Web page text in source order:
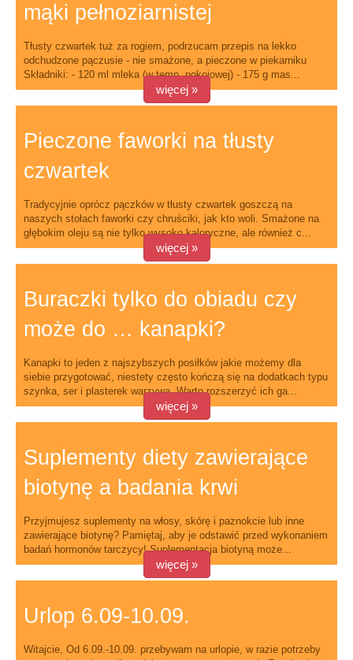
mąki pełnoziarnistej
Tłusty czwartek tuż za rogiem, podrzucam przepis na lekko
odchudzone pączusie - nie smażone, a pieczone w piekarniku
Składniki: - 120 ml mleka (w temp. pokojowej) - 175 g mas...
więcej »
Pieczone faworki na tłusty
czwartek
Tradycyjnie oprócz pączków w tłusty czwartek goszczą na
naszych stołach faworki czy chruściki, jak kto woli. Smażone na
głębokim oleju są nie tylko wysoko kaloryczne, ale również c...
więcej »
Buraczki tylko do obiadu czy
może do … kanapki?
Kanapki to jeden z najszybszych posiłków jakie możemy dla
siebie przygotować, niestety często kończą się na dodatkach typu
szynka, ser i plasterek warzywa. Warto rozszerzyć ich ga...
więcej »
Suplementy diety zawierające
biotynę a badania krwi
Przyjmujesz suplementy na włosy, skórę i paznokcie lub inne
zawierające biotynę? Pamiętaj, aby je odstawić przed wykonaniem
badań hormonów tarczycy! Suplementacja biotyną może...
więcej »
Urlop 6.09-10.09.
Witajcie, Od 6.09.-10.09. przebywam na urlopie, w razie potrzeby